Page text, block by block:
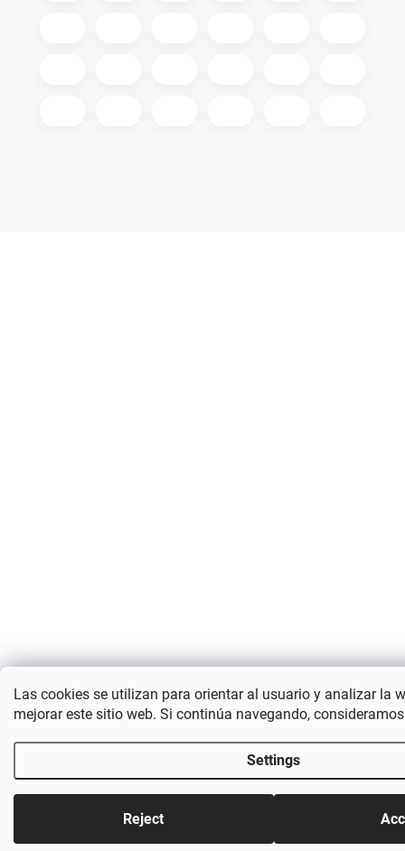
Las cookies se utilizan para orientar al usuario y analizar la
mejorar este sitio web. Si continúa navegando,
Settings
Reject